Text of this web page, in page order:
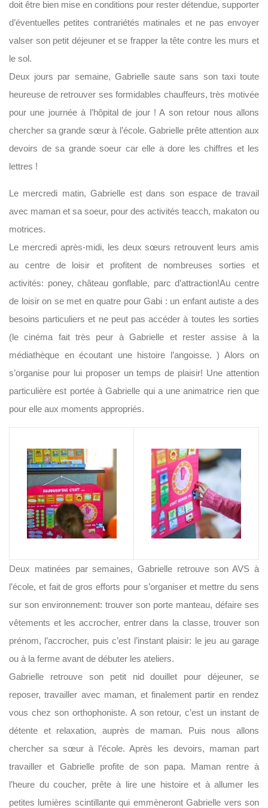
doit être bien mise en conditions pour rester détendue, supporter
d’éventuelles petites contrariétés matinales et ne pas envoyer
valser son petit déjeuner et se frapper la tête contre les murs et
le sol.
Deux jours par semaine, Gabrielle saute sans son taxi toute
heureuse de retrouver ses formidables chauffeurs, très motivée
pour une journée à l’hôpital de jour ! A son retour nous allons
chercher sa grande sœur à l’école. Gabrielle prête attention aux
devoirs de sa grande soeur car elle a dore les chiffres et les
lettres !
Le mercredi matin, Gabrielle est dans son espace de travail
avec maman et sa soeur, pour des activités teacch, makaton ou
motrices.
Le mercredi après-midi, les deux sœurs retrouvent leurs amis
au centre de loisir et profitent de nombreuses sorties et
activités: poney, château gonflable, parc d’attraction!Au centre
de loisir on se met en quatre pour Gabi : un enfant autiste a des
besoins particuliers et ne peut pas accéder à toutes les sorties
(le cinéma fait très peur à Gabrielle et rester assise à la
médiathèque en écoutant une histoire l’angoisse. ) Alors on
s’organise pour lui proposer un temps de plaisir! Une attention
particulière est portée à Gabrielle qui a une animatrice rien que
pour elle aux moments appropriés.
Deux matinées par semaines, Gabrielle retrouve son AVS à
l’école, et fait de gros efforts pour s’organiser et mettre du sens
sur son environnement: trouver son porte manteau, défaire ses
vêtements et les accrocher, entrer dans la classe, trouver son
prénom, l’accrocher, puis c’est l’instant plaisir: le jeu au garage
ou à la ferme avant de débuter les ateliers.
Gabrielle retrouve son petit nid douillet pour déjeuner, se
reposer, travailler avec maman, et finalement partir en rendez
vous chez son orthophoniste. A son retour, c’est un instant de
détente et relaxation, auprès de maman. Puis nous allons
chercher sa sœur à l’école. Après les devoirs, maman part
travailler et Gabrielle profite de son papa. Maman rentre à
l’heure du coucher, prête à lire une histoire et à allumer les
petites lumières scintillante qui emmèneront Gabrielle vers son